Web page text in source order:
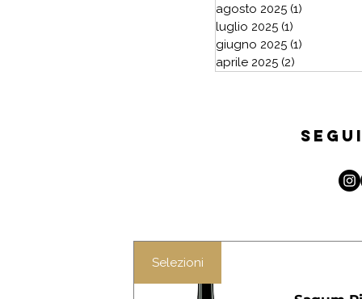
agosto 2025 (1)
luglio 2025 (1)
giugno 2025 (1)
aprile 2025 (2)
Selezioni